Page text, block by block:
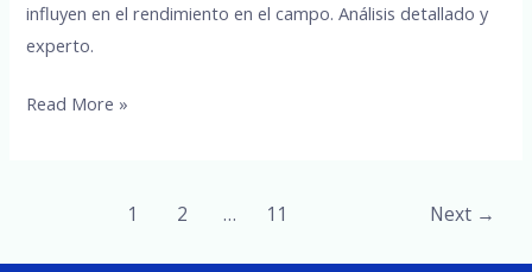
influyen en el rendimiento en el campo. Análisis detallado y
experto.
Desmenuzando
Read More »
1 2 … 11 Next →